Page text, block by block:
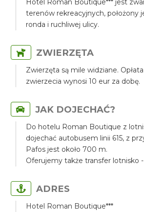
Hotel Roman Boutique*** jest
terenów rekreacyjnych, położony
ronda i ruchliwej ulicy.
ZWIERZĘTA
Zwierzęta są mile widziane.
zwierzecia wynosi 10 eur za dobę.
JAK DOJECHAĆ?
Do hotelu Roman Boutique z
dojechać autobusem linii 615, z
Pafos jest około 700 m.
Oferujemy także transfer lotnisko
ADRES
Hotel Roman Boutique***